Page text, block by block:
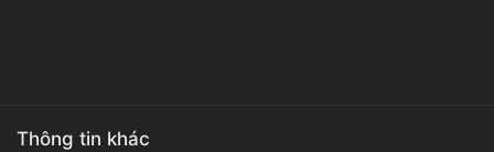
Thông tin khác